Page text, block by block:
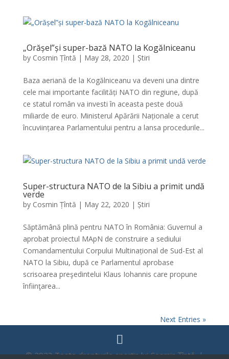
„Orășel”și super-bază NATO la Kogălniceanu
by Cosmin Țîntă | May 28, 2020 | Știri
Baza aeriană de la Kogălniceanu va deveni una dintre
cele mai importante facilități NATO din regiune, după
ce statul român va investi în aceasta peste două
miliarde de euro. Ministerul Apărării Naționale a cerut
încuviințarea Parlamentului pentru a lansa procedurile...
Super-structura NATO de la Sibiu a primit undă
verde
by Cosmin Țîntă | May 22, 2020 | Știri
Săptămână plină pentru NATO în România: Guvernul a
aprobat proiectul MApN de construire a sediului
Comandamentului Corpului Multinațional de Sud-Est al
NATO la Sibiu, după ce Parlamentul aprobase
scrisoarea preşedintelui Klaus Iohannis care propune
înfiinţarea...
Next Entries »
© 2023 Toate drepturile aparțin lui Cosmin Țîntă |